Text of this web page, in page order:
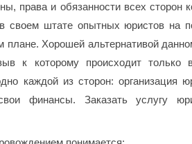
права и обязанности всех сторон
своем штате опытных юристов на
плане. Хорошей альтернативой
к которому происходит только
каждой из сторон: организация
финансы. Заказать услугу